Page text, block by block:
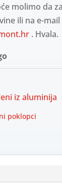
molimo da
ili na e-mail
. Hvala.
iz aluminija
poklopci